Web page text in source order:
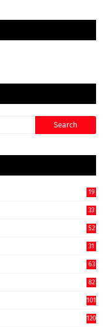
19
33
52
31
63
82
101
120